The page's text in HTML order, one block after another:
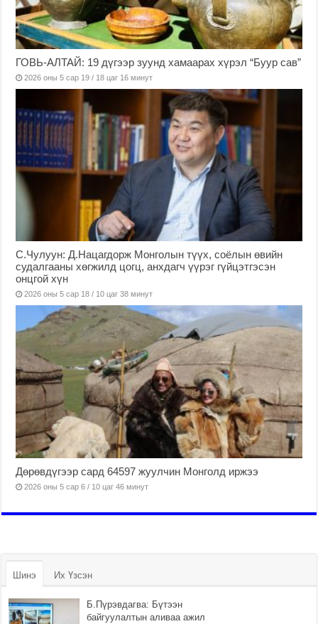
ГОВЬ-АЛТАЙ: 19 дүгээр зуунд хамаарах хүрэл “Буур сав”
2026 оны 5 сар 19 / 18 цаг 16 минут
С.Чулуун: Д.Нацагдорж Монголын түүх, соёлын өвийн
судалгааны хөгжилд цогц, анхдагч үүрэг гүйцэтгэсэн
онцгой хүн
2026 оны 5 сар 18 / 10 цаг 38 минут
Дөрөвдүгээр сард 64597 жуулчин Монголд иржээ
2026 оны 5 сар 6 / 10 цаг 46 минут
Шинэ Их Үзсэн
Б.Пүрэвдагва: Бүтээн
байгуулалтын аливаа ажил